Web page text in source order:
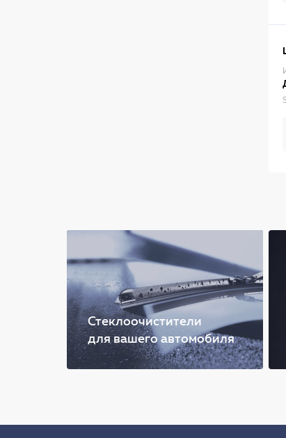
Стеклоочистители
для вашего автомобиля